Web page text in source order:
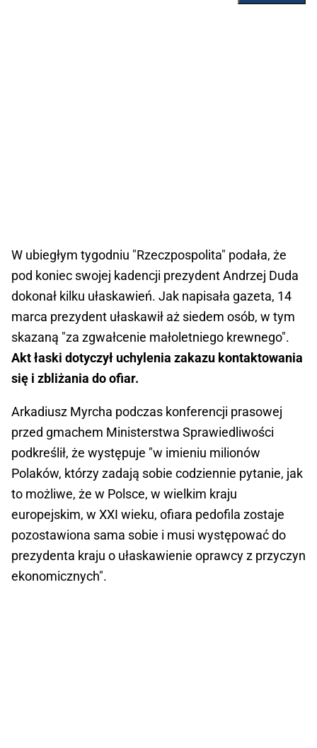
W ubiegłym tygodniu "Rzeczpospolita" podała, że
pod koniec swojej kadencji prezydent Andrzej Duda
dokonał kilku ułaskawień. Jak napisała gazeta, 14
marca prezydent ułaskawił aż siedem osób, w tym
skazaną "za zgwałcenie małoletniego krewnego".
Akt łaski dotyczył uchylenia zakazu kontaktowania
się i zbliżania do ofiar.
Arkadiusz Myrcha podczas konferencji prasowej
przed gmachem Ministerstwa Sprawiedliwości
podkreślił, że występuje "w imieniu milionów
Polaków, którzy zadają sobie codziennie pytanie, jak
to możliwe, że w Polsce, w wielkim kraju
europejskim, w XXI wieku, ofiara pedofila zostaje
pozostawiona sama sobie i musi występować do
prezydenta kraju o ułaskawienie oprawcy z przyczyn
ekonomicznych".